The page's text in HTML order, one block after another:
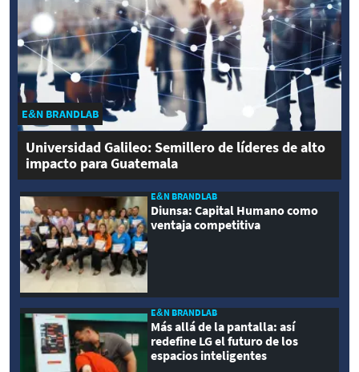
E&N BRANDLAB
Universidad Galileo: Semillero de líderes de alto
impacto para Guatemala
E&N BRANDLAB
Diunsa: Capital Humano como
ventaja competitiva
E&N BRANDLAB
Más allá de la pantalla: así
redefine LG el futuro de los
espacios inteligentes